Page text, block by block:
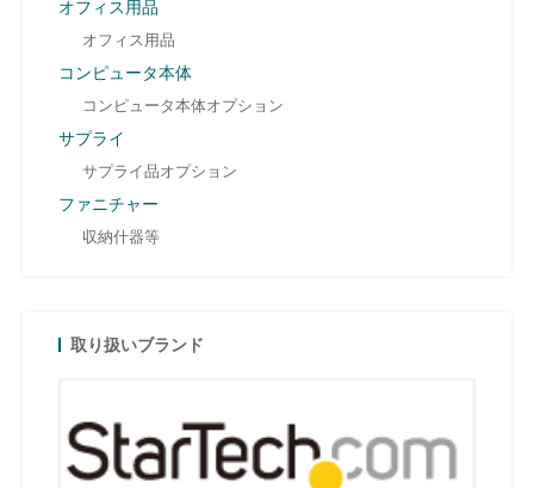
オフィス用品
オフィス用品
コンピュータ本体
コンピュータ本体オプション
サプライ
サプライ品オプション
ファニチャー
収納什器等
取り扱いブランド